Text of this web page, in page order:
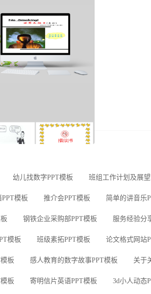
幼儿找数字PPT模板 班组工作计划及展
模板 推介会PPT模板 简单的讲音乐
钢铁企业采购部PPT模板 服务经验分
模板 班级素拓PPT模板 论文格式网站
板 感人教育的数字故事PPT模板 关于
板 寄明信片英语PPT模板 3d小人动态